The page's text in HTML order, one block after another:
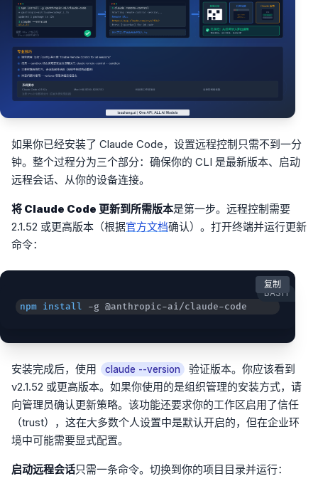
如果你已经安装了 Claude Code，设置远程控制只需不到一分
钟。整个过程分为三个部分：确保你的 CLI 是最新版本、启动
远程会话、从你的设备连接。
将 Claude Code 更新到所需版本是第一步。远程控制需要
2.1.52 或更高版本（根据官方文档确认）。打开终端并运行更新
命令：
BASH
npm install -g @anthropic-ai/claude-code
复制
安装完成后，使用 claude --version
验证版本。你应该看到
v2.1.52 或更高版本。如果你使用的是组织管理的安装方式，请
向管理员确认更新策略。该功能还要求你的工作区启用了信任
（trust），这在大多数个人设置中是默认开启的，但在企业环
境中可能需要显式配置。
启动远程会话只需一条命令。切换到你的项目目录并运行：